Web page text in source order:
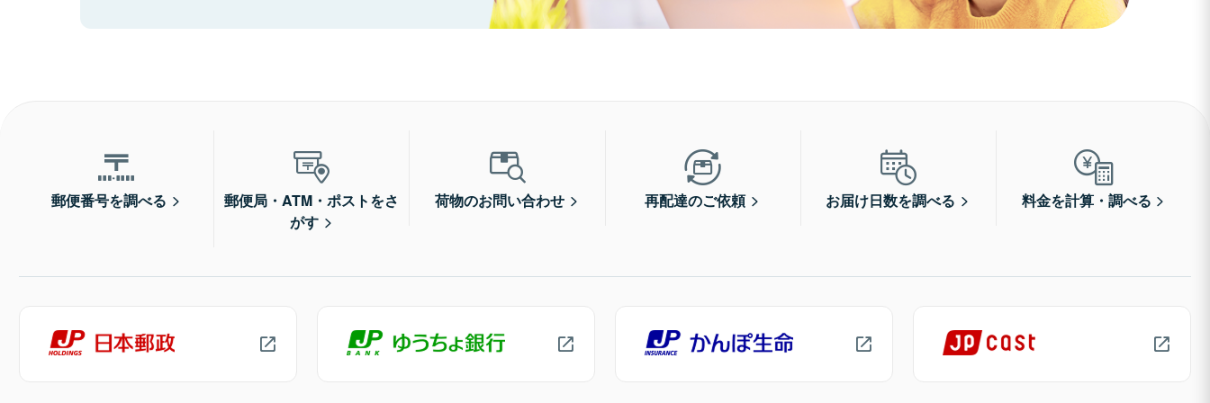
郵便番号を調べる
郵便局・ATM・ポストをさ
がす
荷物のお問い合わせ 再配達のご依頼 お届け日数を調べる 料金を計算・調べる